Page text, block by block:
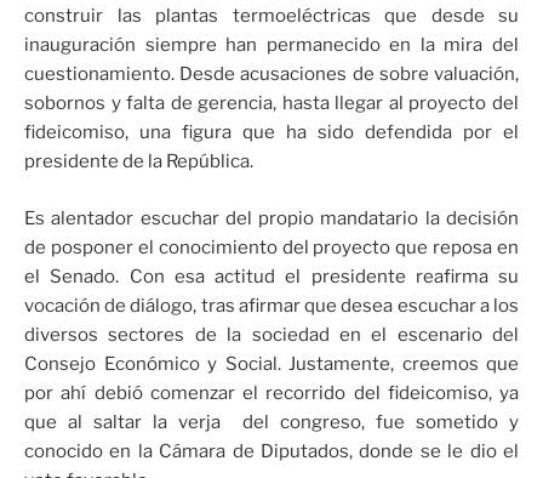
construir las plantas termoeléctricas que desde su
inauguración siempre han permanecido en la mira del
cuestionamiento. Desde acusaciones de sobre valuación,
sobornos y falta de gerencia, hasta llegar al proyecto del
fideicomiso, una figura que ha sido defendida por el
presidente de la República.
Es alentador escuchar del propio mandatario la decisión
de posponer el conocimiento del proyecto que reposa en
el Senado. Con esa actitud el presidente reafirma su
vocación de diálogo, tras afirmar que desea escuchar a los
diversos sectores de la sociedad en el escenario del
Consejo Económico y Social. Justamente, creemos que
por ahí debió comenzar el recorrido del fideicomiso, ya
que al saltar la verja del congreso, fue sometido y
conocido en la Cámara de Diputados, donde se le dio el